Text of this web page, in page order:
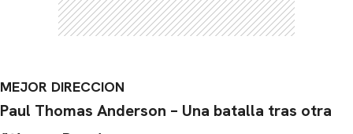
MEJOR DIRECCION
Paul Thomas Anderson – Una batalla tras otra